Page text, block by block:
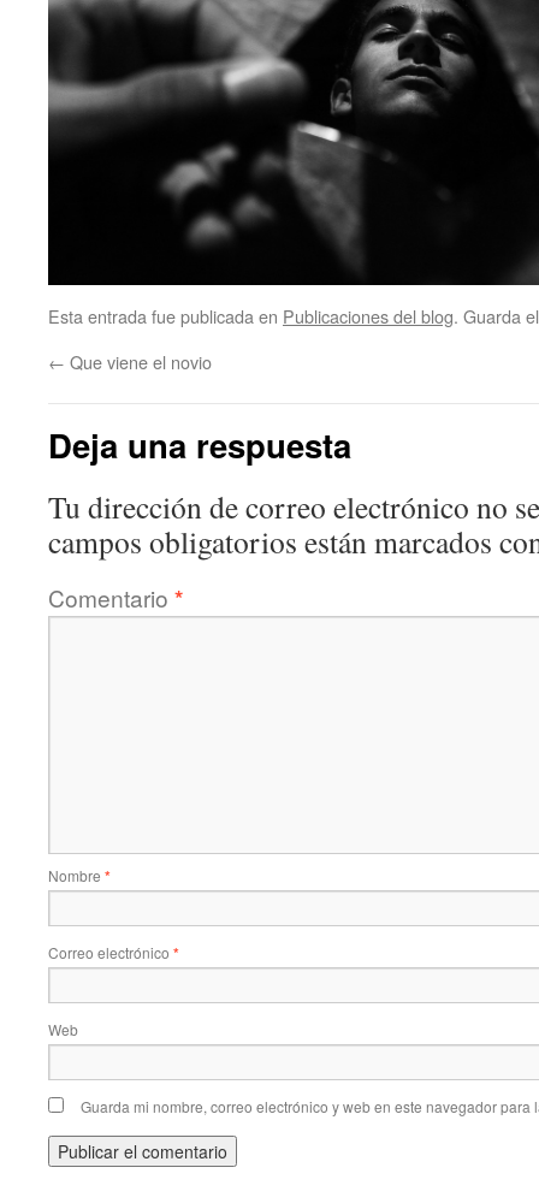
Esta entrada fue publicada en Publicaciones del blog. Guarda
← Que viene el novio
Deja una respuesta
Tu dirección de correo electrónico no
campos obligatorios están marcados
Comentario *
Nombre *
Correo electrónico *
Web
Guarda mi nombre, correo electrónico y web en este navegador para